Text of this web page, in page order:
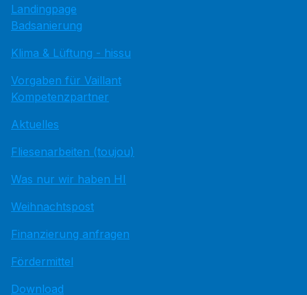
Landingpage
Badsanierung
Klima & Lüftung - hissu
Vorgaben für Vaillant
Kompetenzpartner
Aktuelles
Fliesenarbeiten (toujou)
Was nur wir haben HI
Weihnachtspost
Finanzierung anfragen
Fördermittel
Download